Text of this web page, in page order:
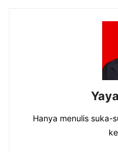
Hanya menulis suka-